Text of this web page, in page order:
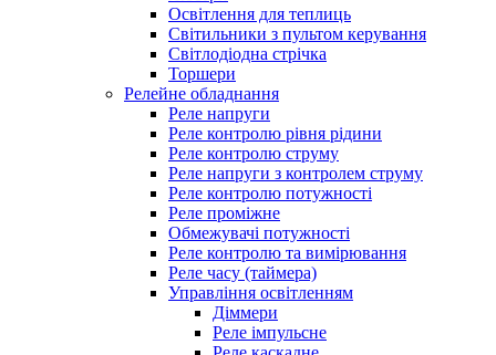
Освітлення для теплиць
Світильники з пультом керування
Світлодіодна стрічка
Торшери
Релейне обладнання
Реле напруги
Реле контролю рівня рідини
Реле контролю струму
Реле напруги з контролем струму
Реле контролю потужності
Реле проміжне
Обмежувачі потужності
Реле контролю та вимірювання
Реле часу (таймера)
Управління освітленням
Діммери
Реле імпульсне